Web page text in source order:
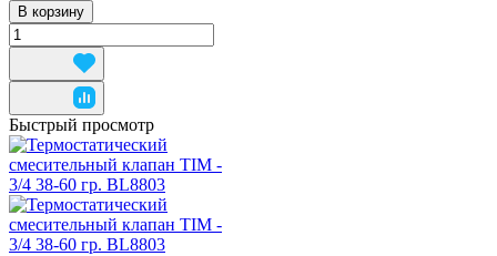
В корзину
Быстрый просмотр